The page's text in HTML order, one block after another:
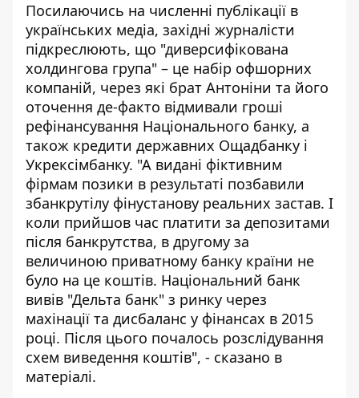
Посилаючись на численні публікації в
українських медіа, західні журналісти
підкреслюють, що "диверсифікована
холдингова група" – це набір офшорних
компаній, через які брат Антоніни та його
оточення де-факто відмивали гроші
рефінансування Національного банку, а
також кредити державних Ощадбанку і
Укрексімбанку. "А видані фіктивним
фірмам позики в результаті позбавили
збанкрутілу фінустанову реальних застав. І
коли прийшов час платити за депозитами
після банкрутства, в другому за
величиною приватному банку країни не
було на це коштів. Національний банк
вивів "Дельта банк" з ринку через
махінації та дисбаланс у фінансах в 2015
році. Після цього почалось розслідування
схем виведення коштів", - сказано в
матеріалі.